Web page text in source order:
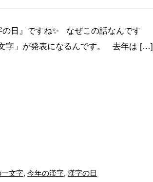
日』ですね✨ なぜこの話なんです
字」が発表になるんです。 去年は […]
文字, 今年の漢字, 漢字の日